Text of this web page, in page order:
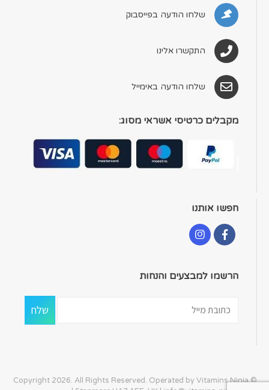
שלחו הודעה בפייסבוק
התקשרו אלינו
שלחו הודעה באימייל
מקבלים כרטיסי אשראי מסוג:
חפשו אותנו
הרשמו למבצעים והנחות
© Copyright 2026. All Rights Reserved. Operated by Vitamins Ninja